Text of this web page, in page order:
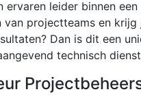
ervaren leider binnen
van projectteams en
Dan is dit een
technisch